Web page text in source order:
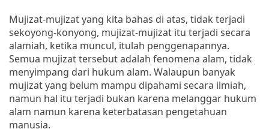
Mujizat-mujizat yang kita bahas di atas, tidak terjadi
sekoyong-konyong, mujizat-mujizat itu terjadi secara
alamiah, ketika muncul, itulah penggenapannya.
Semua mujizat tersebut adalah fenomena alam, tidak
menyimpang dari hukum alam. Walaupun banyak
mujizat yang belum mampu dipahami secara ilmiah,
namun hal itu terjadi bukan karena melanggar hukum
alam namun karena keterbatasan pengetahuan
manusia.